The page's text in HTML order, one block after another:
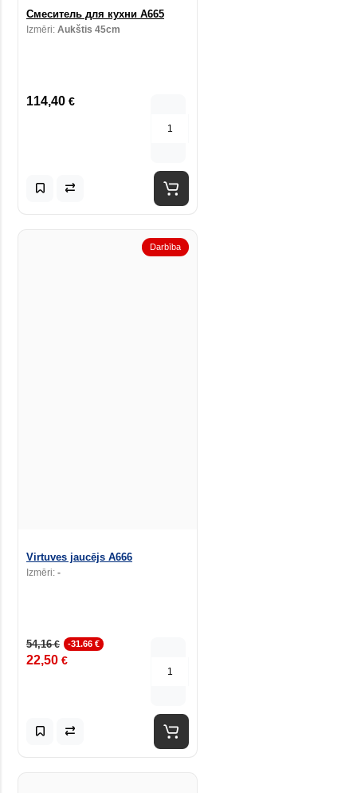
Смеситель для кухни A665
Izmēri: Aukštis 45cm
114,40 €
Darbība
Virtuves jaucējs A666
Izmēri: -
54,16€ -31.66 €
22,50 €